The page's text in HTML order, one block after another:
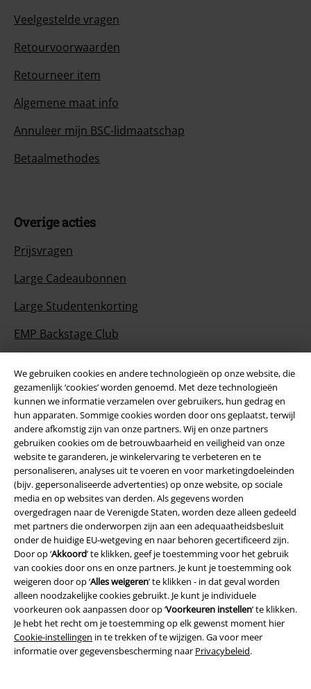
We gebruiken cookies en andere technologieën op onze website, die
gezamenlijk ‘cookies’ worden genoemd. Met deze technologieën
kunnen we informatie verzamelen over gebruikers, hun gedrag en
hun apparaten. Sommige cookies worden door ons geplaatst, terwijl
andere afkomstig zijn van onze partners. Wij en onze partners
gebruiken cookies om de betrouwbaarheid en veiligheid van onze
website te garanderen, je winkelervaring te verbeteren en te
personaliseren, analyses uit te voeren en voor marketingdoeleinden
(bijv. gepersonaliseerde advertenties) op onze website, op sociale
media en op websites van derden. Als gegevens worden
overgedragen naar de Verenigde Staten, worden deze alleen gedeeld
met partners die onderworpen zijn aan een adequaatheidsbesluit
onder de huidige EU-wetgeving en naar behoren gecertificeerd zijn.
Door op ‘Akkoord’ te klikken, geef je toestemming voor het gebruik
van cookies door ons en onze partners. Je kunt je toestemming ook
weigeren door op ‘Alles weigeren’ te klikken - in dat geval worden
alleen noodzakelijke cookies gebruikt. Je kunt je individuele
voorkeuren ook aanpassen door op ‘Voorkeuren instellen’ te klikken.
Je hebt het recht om je toestemming op elk gewenst moment hier
Cookie-instellingen in te trekken of te wijzigen. Ga voor meer
informatie over gegevensbescherming naar Privacybeleid.
Veelgestelde vragen
Retourvoorwaarden
Retourneer item
Algemene maat info
Annuleer mijn BSC-lidmaatschap
Betaalmethodes
Overige acties
Prijsvragen
Large Cadeaubonnen
Large Studentenkorting
EMP Backstage Club
Over Large
Partnerprogramma's
Duurzaamheid
Word lid van onze online community!